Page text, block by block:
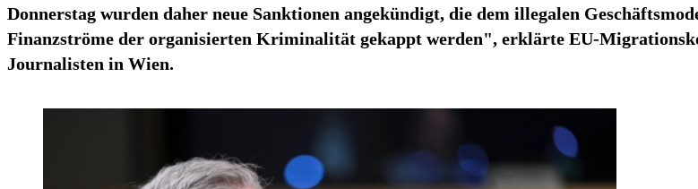
Donnerstag wurden daher neue Sanktionen angekündigt, die dem illegalen
Finanzströme der organisierten Kriminalität gekappt werden", erklärte EU-
Journalisten in Wien.